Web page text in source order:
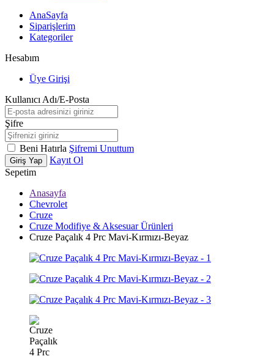
AnaSayfa
Siparişlerim
Kategoriler
Hesabım
Üye Girişi
Kullanıcı Adı/E-Posta
Şifre
Beni Hatırla Şifremi Unuttum
Giriş Yap
Kayıt Ol
Sepetim
Anasayfa
Chevrolet
Cruze
Cruze Modifiye & Aksesuar Ürünleri
Cruze Paçalık 4 Prc Mavi-Kırmızı-Beyaz